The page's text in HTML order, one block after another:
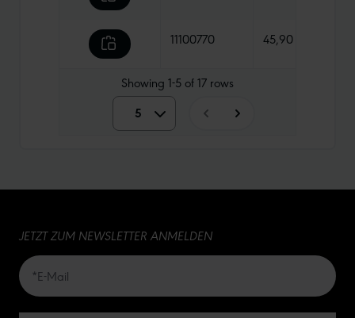
11100770 45,90 €
Showing 1-5of17 rows
5 5
20
JETZT ZUM NEWSLETTER ANMELDEN